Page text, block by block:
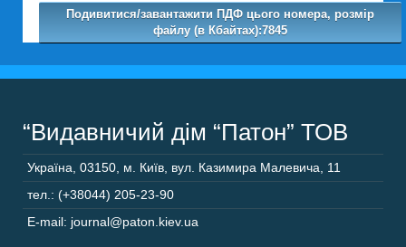
Подивитися/завантажити ПДФ цього номера, розмір
файлу (в Кбайтах):7845
“Видавничий дім “Патон” ТОВ
Україна 03150 м. Київ, вул. Казимира Малевича, 11
тел.: (+38044) 205-23-90
E-mail: journal@paton.kiev.ua